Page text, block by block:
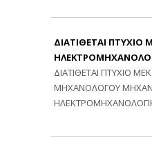
ΔΙΑΤΙΘΕΤΑΙ ΠΤΥΧΙΟ
ΔΙΑΤΙΘΕΤΑΙ ΠΤΥΧΙΟ
ΜΗΧΑΝΟΛΟΓΟΥ